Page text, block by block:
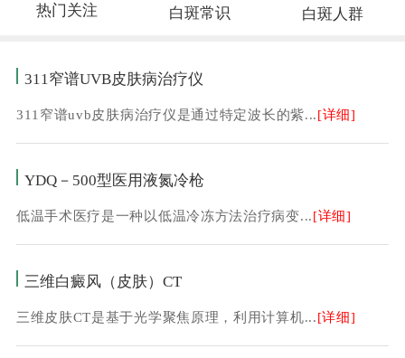
热门关注 白斑常识 白斑人群
311窄谱UVB皮肤病治疗仪
311窄谱uvb皮肤病治疗仪是通过特定波长的紫...[详细]
YDQ－500型医用液氮冷枪
低温手术医疗是一种以低温冷冻方法治疗病变...[详细]
三维白癜风（皮肤）CT
三维皮肤CT是基于光学聚焦原理，利用计算机...[详细]